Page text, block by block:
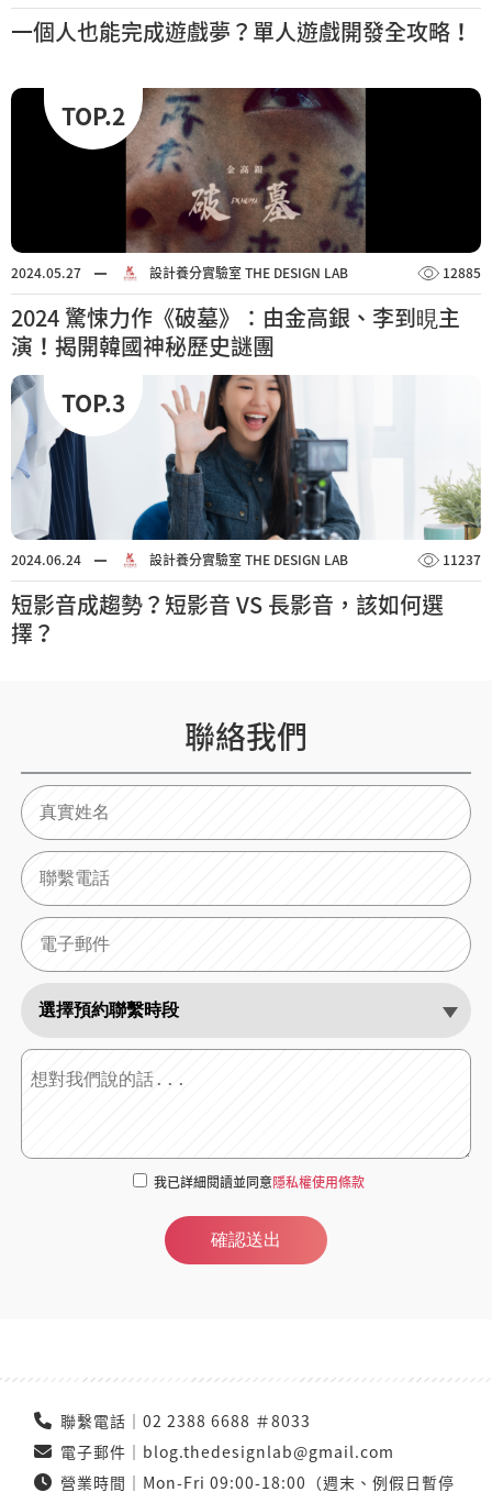
一個人也能完成遊戲夢？單人遊戲開發全攻略！
TOP.2
2024 驚悚力作《破墓》：由金高銀、李到晛主
演！揭開韓國神秘歷史謎團
2024.05.27 設計養分實驗室 THE DESIGN LAB 12885
TOP.3
短影音成趨勢？短影音 VS 長影音，該如何選
擇？
2024.06.24 設計養分實驗室 THE DESIGN LAB 11237
聯絡我們
我已詳細閱讀並同意隱私權使用條款
確認送出
聯繫電話｜02 2388 6688 ＃8033
電子郵件｜ blog.thedesignlab@gmail.com
營業時間｜Mon-Fri 09:00-18:00（週末、例假日暫停